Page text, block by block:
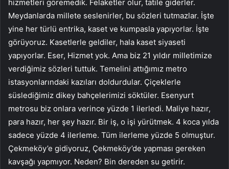
hizmetleri göremedik. Felaketler olur, tatile giderler.
Meydanlarda millete seslenirler, bu sözleri tutmazlar. İşte
yine her türlü entrika, kaset ve kumpasla yapıyorlar. İşte
görüyoruz. Kasetlerle geldiler, hala kaset siyaseti
yapıyorlar. Eser, Hizmet yok. Ama biz 21 yıldır milletimize
verdiğimiz sözleri tuttuk. Temelini attığımız metro
istasyonlarındaki kazıları doldurdular. Çiçeklerle
süslediğimiz dikey bahçelerimizi söktüler. Esenyurt
metrosu biz onlara verince yüzde 1 ilerledi. Maliye hazır,
para hazır, her şey hazır. Bir iş, o işi yürütmek. 4 koca yılda
sadece yüzde 4 ilerleme. Tüm ilerleme yüzde 5 olmuştur.
Çekmeköy’e gidiyoruz, Çekmeköy’de yapması gereken
kavşağı yapmıyor. Neden? Bin dereden su getirir.